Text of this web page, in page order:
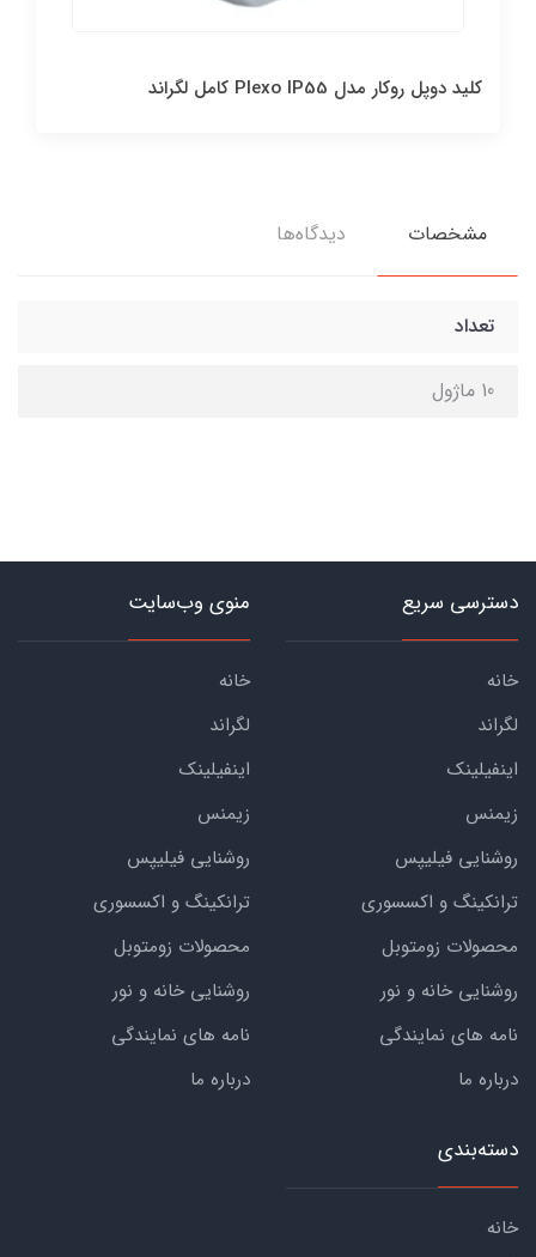
کليد دوپل روکار مدل Plexo IP55 کامل لگراند
مشخصات دیدگاه‌ها
تعداد
10 ماژول
دسترسی سریع
خانه
لگراند
اینفیلینک
زیمنس
روشنایی فیلیپس
ترانکینگ و اکسسوری
محصولات زومتوبل
روشنایی خانه و نور
نامه های نمایندگی
درباره ما
منوی وب‌سایت
خانه
لگراند
اینفیلینک
زیمنس
روشنایی فیلیپس
ترانکینگ و اکسسوری
محصولات زومتوبل
روشنایی خانه و نور
نامه های نمایندگی
درباره ما
دسته‌بندی
خانه